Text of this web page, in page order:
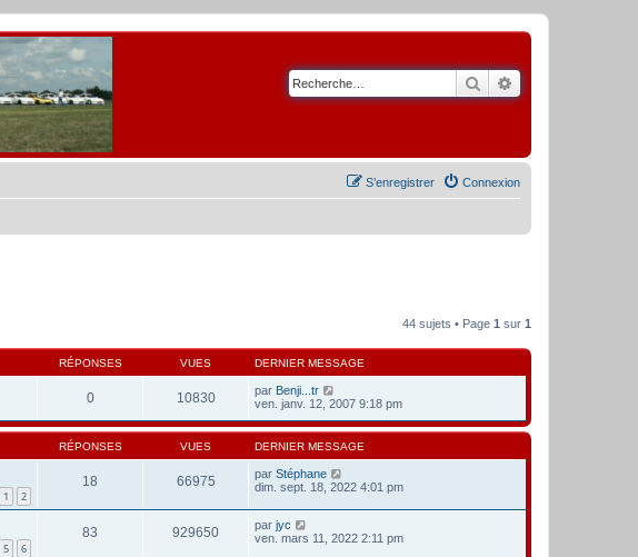
Rechercher
Connexion
S’enregistrer
44 sujets • Page 1 sur 1
RÉPONSES VUES DERNIER MESSAGE
0 10830 par Benji...tr
ven. janv. 12, 2007 9:18 pm
RÉPONSES VUES DERNIER MESSAGE
1 2
18 66975 par Stéphane
dim. sept. 18, 2022 4:01 pm
5 6
83 929650 par jyc
ven. mars 11, 2022 2:11 pm